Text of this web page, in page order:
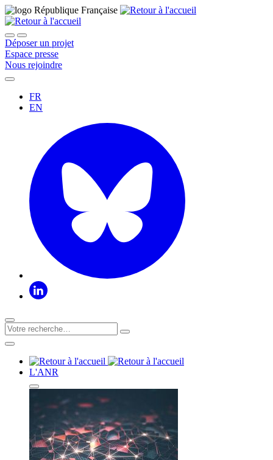
Déposer un projet
Espace presse
Nous rejoindre
FR
EN
L'ANR